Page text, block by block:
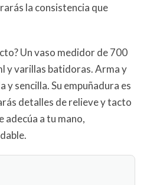
la consistencia que
Un vaso medidor de 700
y varillas batidoras. Arma y
y sencilla. Su empuñadura es
detalles de relieve y tacto
adecúa a tu mano,